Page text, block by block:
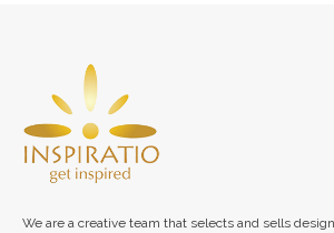
We are a creative team that selects and sells